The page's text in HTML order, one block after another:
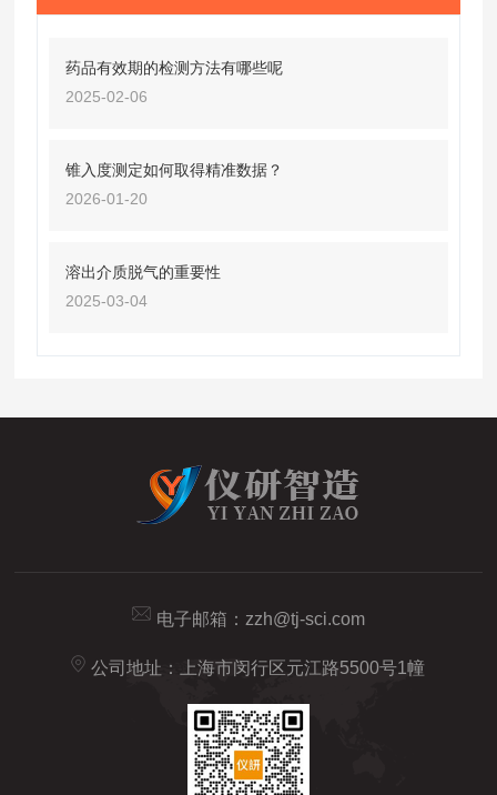
药品有效期的检测方法有哪些呢
2025-02-06
锥入度测定如何取得精准数据？
2026-01-20
溶出介质脱气的重要性
2025-03-04
电子邮箱： zzh@tj-sci.com
公司地址：上海市闵行区元江路5500号1幢